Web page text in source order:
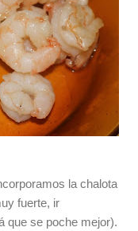
la chalota
fuerte, ir
que se poche mejor).